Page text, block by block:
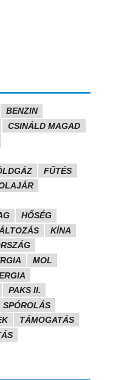
BENZIN
CSINÁLD MAGAD
FŰTÉS
HŐSÉG
KÍNA
MOL
PAKS II.
SPÓROLÁS
TÁMOGATÁS